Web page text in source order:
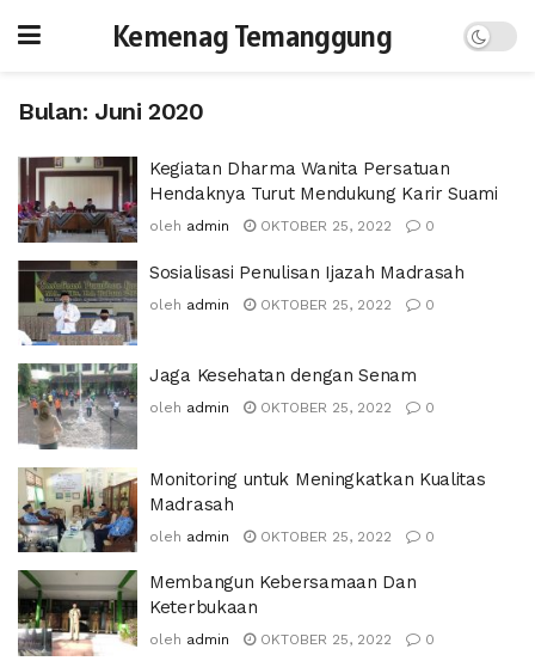
Kemenag Temanggung
Bulan: Juni 2020
Kegiatan Dharma Wanita Persatuan
Hendaknya Turut Mendukung Karir Suami
oleh admin OKTOBER 25, 2022 0
Sosialisasi Penulisan Ijazah Madrasah
oleh admin OKTOBER 25, 2022 0
Jaga Kesehatan dengan Senam
oleh admin OKTOBER 25, 2022 0
Monitoring untuk Meningkatkan Kualitas
Madrasah
oleh admin OKTOBER 25, 2022 0
Membangun Kebersamaan Dan
Keterbukaan
oleh admin OKTOBER 25, 2022 0